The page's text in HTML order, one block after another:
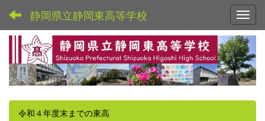
静岡県立静岡東高等学校
令和４年度末までの東高